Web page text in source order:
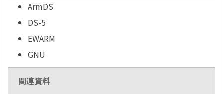
ArmDS
DS-5
EWARM
GNU
関連資料